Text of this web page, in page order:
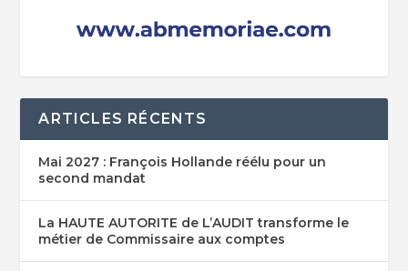
ARTICLES RÉCENTS
Mai 2027 : François Hollande réélu pour un
second mandat
La HAUTE AUTORITE de L’AUDIT transforme le
métier de Commissaire aux comptes